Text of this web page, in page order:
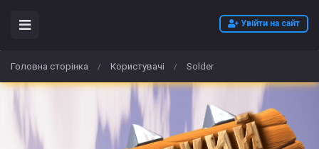
Увійти на сайт
Головна сторінка / Користувачі / Solder